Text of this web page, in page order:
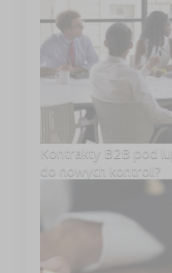
Kontrakty B2B pod
do nowych kontroli?